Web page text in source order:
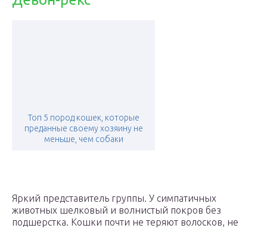
Топ 5 пород кошек, которые
преданные своему хозяину не
меньше, чем собаки
Яркий представитель группы. У симпатичных
животных шелковый и волнистый покров без
подшерстка. Кошки почти не теряют волосков, не